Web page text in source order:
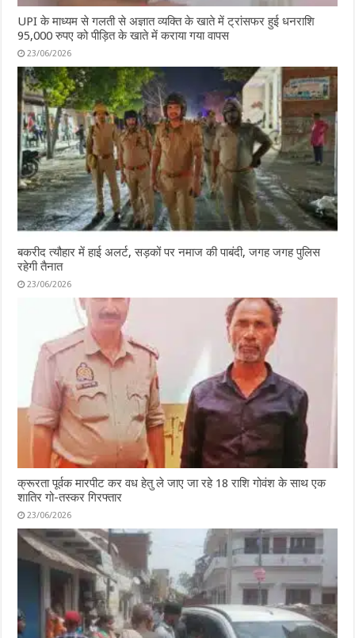
UPI के माध्यम से गलती से अज्ञात व्यक्ति के खाते में ट्रांसफर हुई धनराशि
95,000 रुपए को पीड़ित के खाते में कराया गया वापस
23/06/2026
बकरीद त्यौहार में हाई अलर्ट, सड़कों पर नमाज की पाबंदी, जगह जगह पुलिस
रहेगी तैनात
23/06/2026
क्रूरता पूर्वक मारपीट कर वध हेतु ले जाए जा रहे 18 राशि गोवंश के साथ एक
शातिर गो-तस्कर गिरफ्तार
23/06/2026